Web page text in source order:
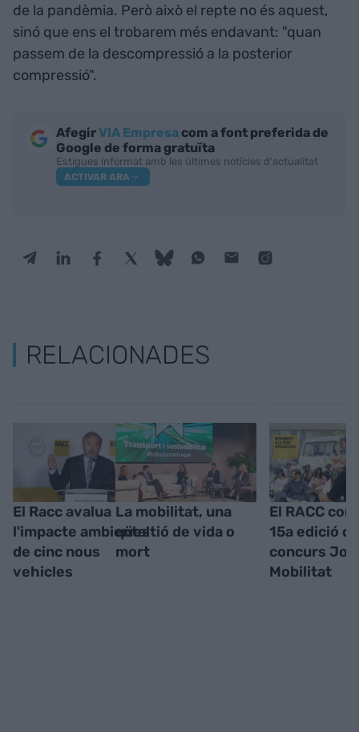
de la pandèmia. Però això el repte no és aquest,
sinó que ens el trobarem més endavant: "quan
passem de la descompressió a la posterior
compressió".
AfegirVIA Empresa com a font preferida de
Google de forma gratuïta
Estigues informat amb les últimes notícies d'actualitat
ACTIVAR ARA
RELACIONADES
El Racc avalua
l'impacte ambiental
de cinc nous
vehicles
La mobilitat, una
qüestió de vida o
mort
El RACC
15a edició
concurs
Mobilitat